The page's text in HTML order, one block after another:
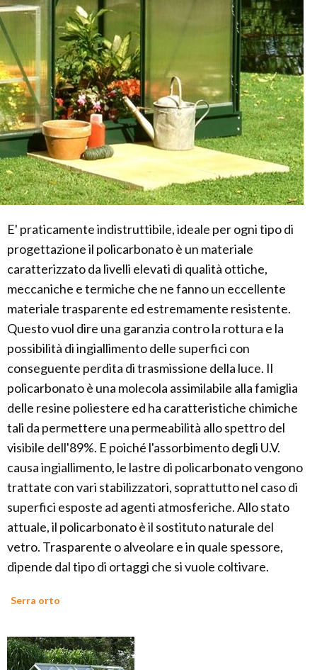
E' praticamente indistruttibile, ideale per ogni tipo di
progettazione il policarbonato è un materiale
caratterizzato da livelli elevati di qualità ottiche,
meccaniche e termiche che ne fanno un eccellente
materiale trasparente ed estremamente resistente.
Questo vuol dire una garanzia contro la rottura e la
possibilità di ingiallimento delle superfici con
conseguente perdita di trasmissione della luce. Il
policarbonato è una molecola assimilabile alla famiglia
delle resine poliestere ed ha caratteristiche chimiche
tali da permettere una permeabilità allo spettro del
visibile dell'89%. E poiché l'assorbimento degli U.V.
causa ingiallimento, le lastre di policarbonato vengono
trattate con vari stabilizzatori, soprattutto nel caso di
superfici esposte ad agenti atmosferiche. Allo stato
attuale, il policarbonato è il sostituto naturale del
vetro. Trasparente o alveolare e in quale spessore,
dipende dal tipo di ortaggi che si vuole coltivare.
Serra orto